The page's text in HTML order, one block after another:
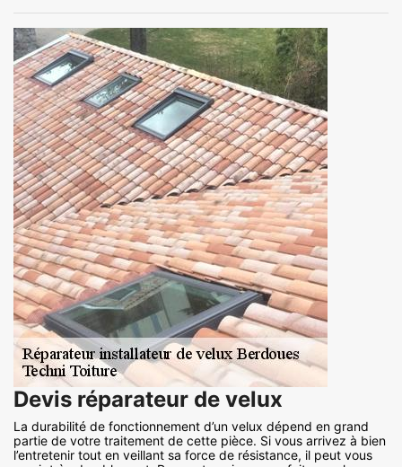
Devis réparateur de velux
La durabilité de fonctionnement d’un velux dépend en grand
partie de votre traitement de cette pièce. Si vous arrivez à bien
l’entretenir tout en veillant sa force de résistance, il peut vous